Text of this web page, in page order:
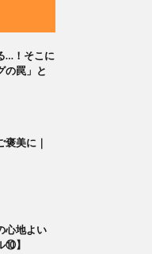
…！そこに
の罠」と
褒美に｜
心地よい
⑩】